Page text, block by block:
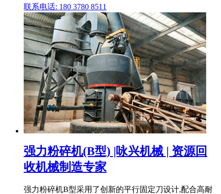
联系电话: 180 3780 8511
强力粉碎机(B型) |咏兴机械 | 资源回
收机械制造专家
强力粉碎机B型采用了创新的平行固定刀设计,配合高耐